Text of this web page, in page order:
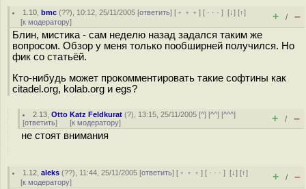
1.10 ,bmc (??), 10:12, 25/11/2005 [ответить] [ ﹢﹢﹢] [ · · ·][↓] [↑]
[к модератору] + / –
Блин, мистика - сам неделю назад задался таким же
вопросом. Обзор у меня только пообширней получился. Но
фик со статьёй.
Кто-нибудь может прокомментировать такие софтины как
citadel.org, kolab.org и egs?
2.13 ,Otto Katz Feldkurat (?), 13:15, 25/11/2005 [^] [^^] [^^^]
[ответить] [к модератору] + / –
не стоят внимания
1.12 ,aleks (??), 11:44, 25/11/2005 [ответить] [ ﹢﹢﹢] [ · · ·][↓] [↑]
[к модератору] + / –